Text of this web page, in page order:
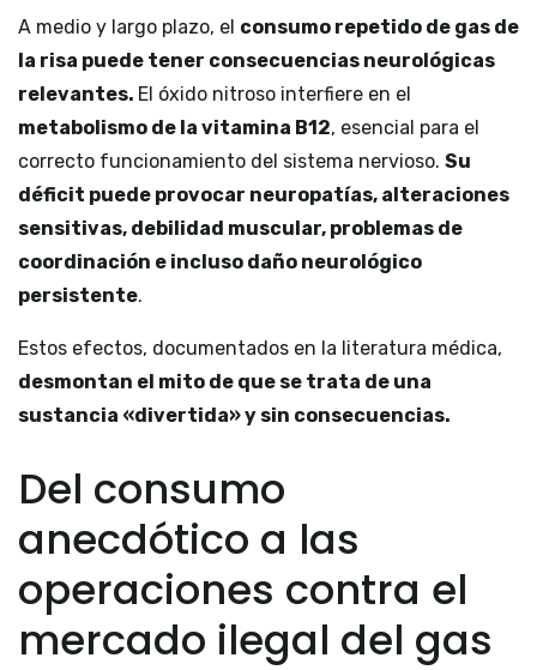
A medio y largo plazo, el consumo repetido de gas de
la risa puede tener consecuencias neurológicas
relevantes. El óxido nitroso interfiere en el
metabolismo de la vitamina B12, esencial para el
correcto funcionamiento del sistema nervioso. Su
déficit puede provocar neuropatías, alteraciones
sensitivas, debilidad muscular, problemas de
coordinación e incluso daño neurológico
persistente.
Estos efectos, documentados en la literatura médica,
desmontan el mito de que se trata de una
sustancia «divertida» y sin consecuencias.
Del consumo
anecdótico a las
operaciones contra el
mercado ilegal del gas